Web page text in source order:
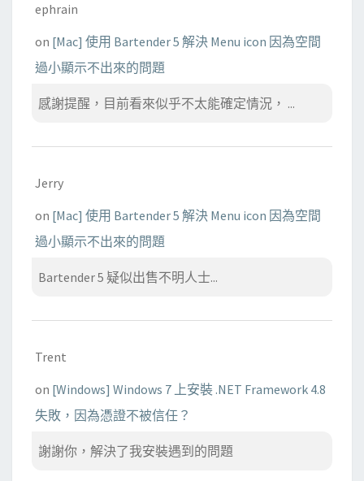
ephrain
on [Mac] 使用 Bartender 5 解決 Menu icon 因為空間
過小顯示不出來的問題
感謝提醒，目前看來似乎不太能確定情況， ...
Jerry
on [Mac] 使用 Bartender 5 解決 Menu icon 因為空間
過小顯示不出來的問題
Bartender 5 疑似出售不明人士...
Trent
on [Windows] Windows 7 上安裝 .NET Framework 4.8
失敗，因為憑證不被信任？
謝謝你，解決了我安裝遇到的問題